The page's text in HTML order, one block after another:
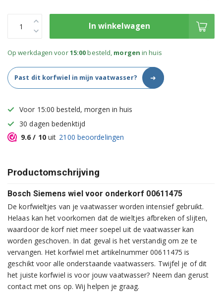
In winkelwagen
Op werkdagen voor15:00besteld, morgen in huis
Past dit korfwiel in mijn vaatwasser? ➜
Voor 15:00 besteld, morgen in huis
30 dagen bedenktijd
9.6 / 10uit 2100 beoordelingen
Productomschrijving
Bosch Siemens wiel voor onderkorf 00611475
De korfwieltjes van je vaatwasser worden intensief gebruikt.
Helaas kan het voorkomen dat de wieltjes afbreken of slijten,
waardoor de korf niet meer soepel uit de vaatwasser kan
worden geschoven. In dat geval is het verstandig om ze te
vervangen. Het korfwiel met artikelnummer 00611475 is
geschikt voor alle onderstaande vaatwassers. Twijfel je of dit
het juiste korfwiel is voor jouw vaatwasser? Neem dan gerust
contact met ons op. Wij helpen je graag.